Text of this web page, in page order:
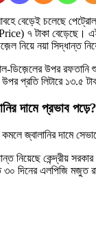
বেড়েই চলেছে
৭ টাকা বেড়েছে।
নিয়ে নয়া সিদ্ধান্ত
ডিজ়েলের উপর
প্রতি লিটারে ১৩.৫
দামে প্রভাব পড়ে?
জ্বালানির দামে
নিয়েছে কেন্দ্রীয়
দিনের এলপিজি মজুত